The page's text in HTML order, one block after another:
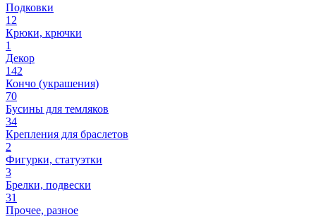
Подковки
12
Крюки, крючки
1
Декор
142
Кончо (украшения)
70
Бусины для темляков
34
Крепления для браслетов
2
Фигурки, статуэтки
3
Брелки, подвески
31
Прочее, разное